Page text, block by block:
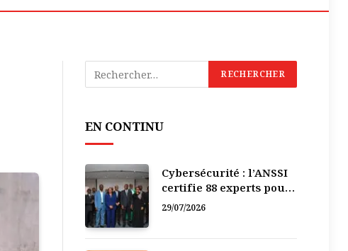
EN CONTINU
Cybersécurité : l’ANSSI
certifie 88 experts pour
renforcer la défense
29/07/2026